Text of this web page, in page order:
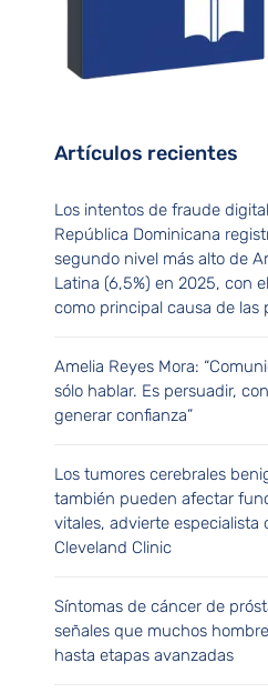
Artículos recientes
Los intentos de fraude
República Dominicana
segundo nivel más alto de
Latina (6,5%) en 2025, con el
como principal causa de las
Amelia Reyes Mora:
sólo hablar. Es persuadir,
generar confianza”
Los tumores cerebrales
también pueden afectar
vitales, advierte especialista
Cleveland Clinic
Síntomas de cáncer de
señales que muchos
hasta etapas avanzadas